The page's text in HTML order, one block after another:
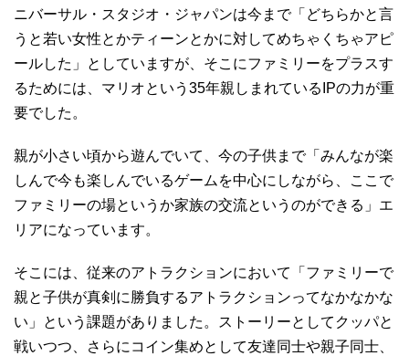
ニバーサル・スタジオ・ジャパンは今まで「どちらかと言
うと若い女性とかティーンとかに対してめちゃくちゃアピ
ールした」としていますが、そこにファミリーをプラスす
るためには、マリオという35年親しまれているIPの力が重
要でした。
親が小さい頃から遊んでいて、今の子供まで「みんなが楽
しんで今も楽しんでいるゲームを中心にしながら、ここで
ファミリーの場というか家族の交流というのができる」エ
リアになっています。
そこには、従来のアトラクションにおいて「ファミリーで
親と子供が真剣に勝負するアトラクションってなかなかな
い」という課題がありました。ストーリーとしてクッパと
戦いつつ、さらにコイン集めとして友達同士や親子同士、